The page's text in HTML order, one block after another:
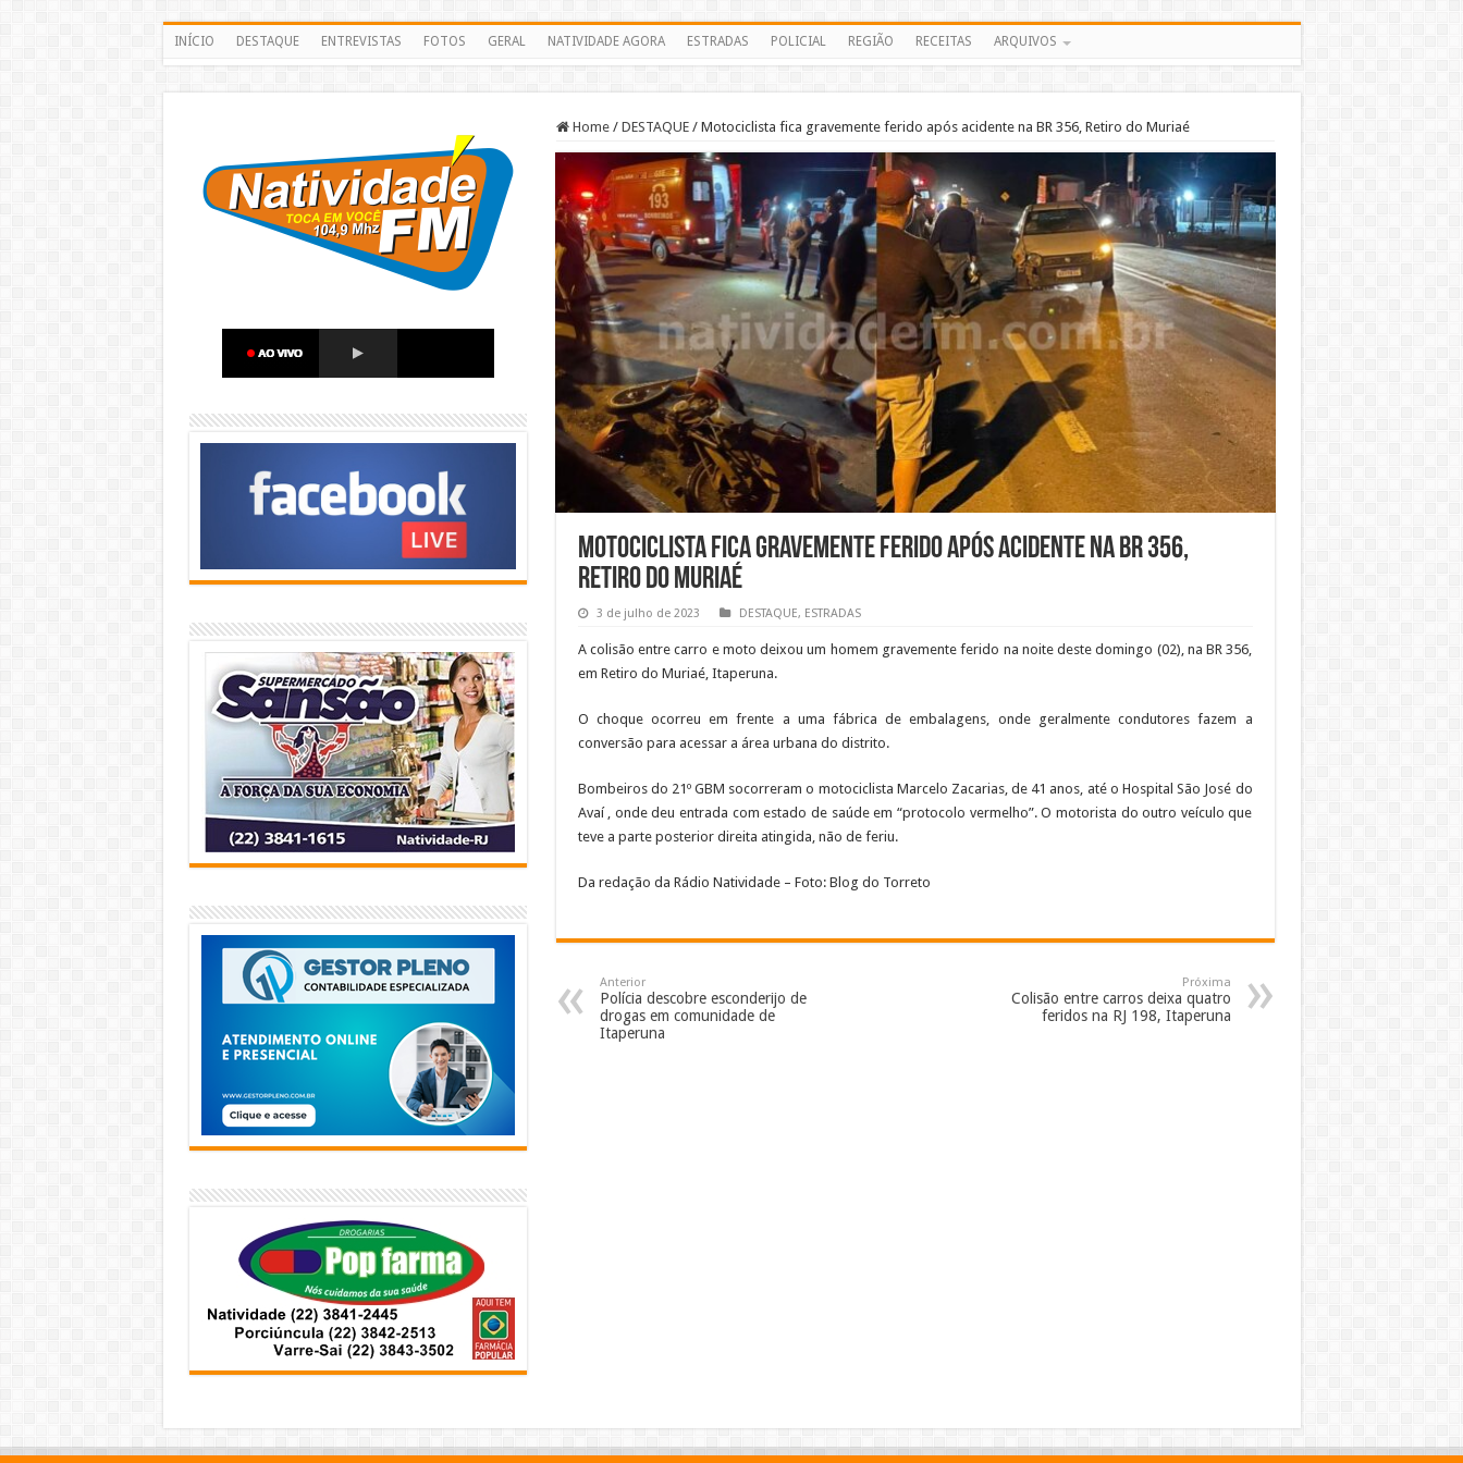
INÍCIO DESTAQUE ENTREVISTAS FOTOS GERAL NATIVIDADE AGORA ESTRADAS POLICIAL REGIÃO RECEITAS ARQUIVOS
Home / DESTAQUE / Motociclista fica gravemente ferido após acidente na BR 356, Retiro do Muriaé
Motociclista fica gravemente ferido após acidente na BR 356,
Retiro do Muriaé
3 de julho de 2023 DESTAQUE, ESTRADAS
A colisão entre carro e moto deixou um homem gravemente ferido na noite deste domingo (02), na BR 356,
em Retiro do Muriaé, Itaperuna.
O choque ocorreu em frente a uma fábrica de embalagens, onde geralmente condutores fazem a
conversão para acessar a área urbana do distrito.
Bombeiros do 21º GBM socorreram o motociclista Marcelo Zacarias, de 41 anos, até o Hospital São José do
Avaí , onde deu entrada com estado de saúde em “protocolo vermelho”. O motorista do outro veículo que
teve a parte posterior direita atingida, não de feriu.
Da redação da Rádio Natividade – Foto: Blog do Torreto
Anterior
Polícia descobre esconderijo de
drogas em comunidade de
Itaperuna
Próxima
Colisão entre carros deixa quatro
feridos na RJ 198, Itaperuna